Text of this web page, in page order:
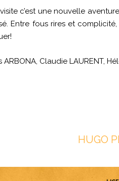
c’est une nouvelle
Entre fous rires et
ARBONA, Claudie LAURENT,
HUGO